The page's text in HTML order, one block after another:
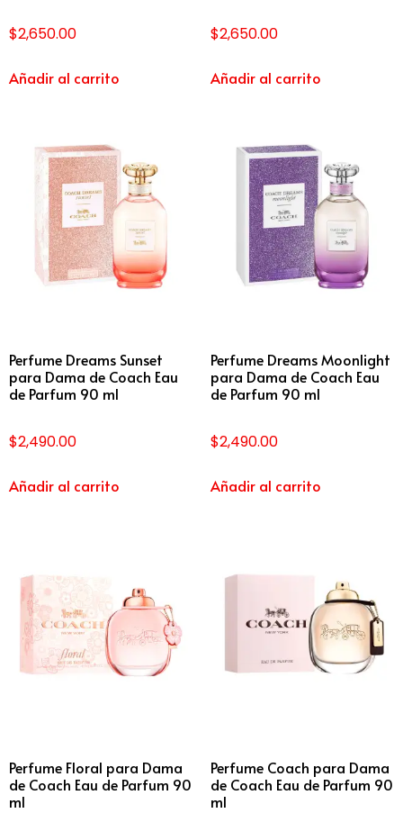
$2,650.00
Añadir al carrito
$2,650.00
Añadir al carrito
Perfume Dreams Sunset
para Dama de Coach Eau
de Parfum 90 ml
$2,490.00
Añadir al carrito
Perfume Dreams Moonlight
para Dama de Coach Eau
de Parfum 90 ml
$2,490.00
Añadir al carrito
Perfume Floral para Dama
de Coach Eau de Parfum 90
ml
Perfume Coach para Dama
de Coach Eau de Parfum 90
ml